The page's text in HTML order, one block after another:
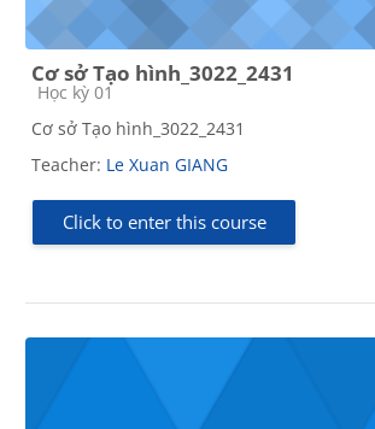
Cơ sở Tạo hình_3022_2431
Course category
Học kỳ 01
Cơ sở Tạo hình_3022_2431
Teacher: Le Xuan GIANG
Click to enter this course